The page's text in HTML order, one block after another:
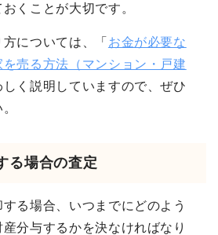
くことが大切です。
については、「 お金が必要な
売る方法（マンション・戸建
しく説明していますので、ぜひ
る場合の査定
る場合、いつまでにどのよう
分与するかを決なければなり